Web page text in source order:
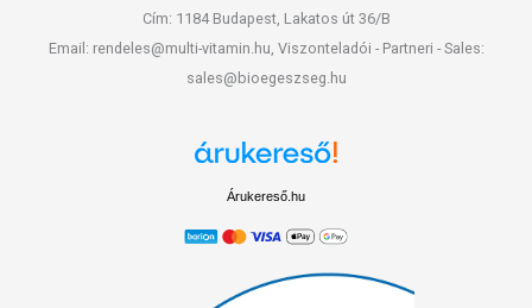
Cím: 1184 Budapest, Lakatos út 36/B
Email: rendeles@multi-vitamin.hu, Viszonteladói - Partneri - Sales:
sales@bioegeszseg.hu
Árukereső.hu